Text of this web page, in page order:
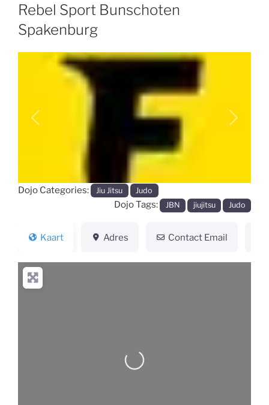
Rebel Sport Bunschoten
Spakenburg
Vorige
Dojo Categories: Jiu Jitsu Judo
Dojo Tags: JBN jiujitsu Judo
Kaart Adres Contact Email
Loading...